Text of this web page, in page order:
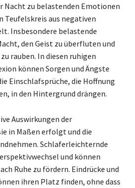
Nacht zu belastenden Emotionen
Teufelskreis aus negativen
Insbesondere belastende
den Geist zu überfluten und
rauben. In diesen ruhigen
können Sorgen und Ängste
Einschlafsprüche, die Hoffnung
in den Hintergrund drängen.
Auswirkungen der
in Maßen erfolgt und die
Schlaferleichternde
und können
Ruhe zu fördern. Eindrücke und
ihren Platz finden, ohne dass